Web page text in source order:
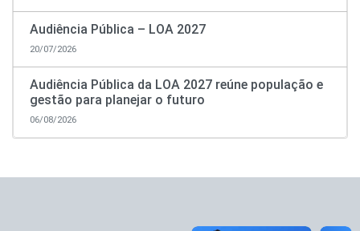
Audiência Pública – LOA 2027
20/07/2026
Audiência Pública da LOA 2027 reúne população e
gestão para planejar o futuro
06/08/2026